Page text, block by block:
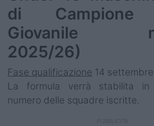
di Campione
Giovanile
2025/26)
Fase qualificazione 14
La formula verrà stabilita in
numero delle squadre iscritte.